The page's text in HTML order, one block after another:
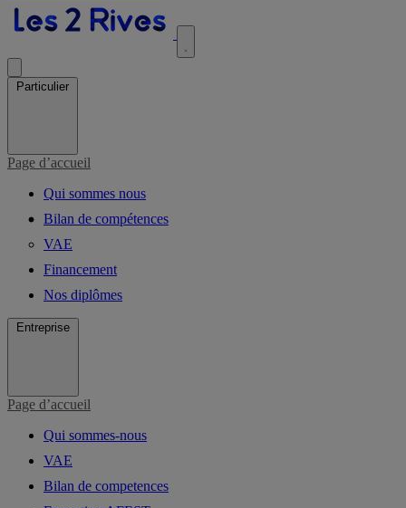
Particulier
Page d’accueil
Qui sommes nous
Bilan de compétences
VAE
Financement
Nos diplômes
Entreprise
Page d’accueil
Qui sommes-nous
VAE
Bilan de competences